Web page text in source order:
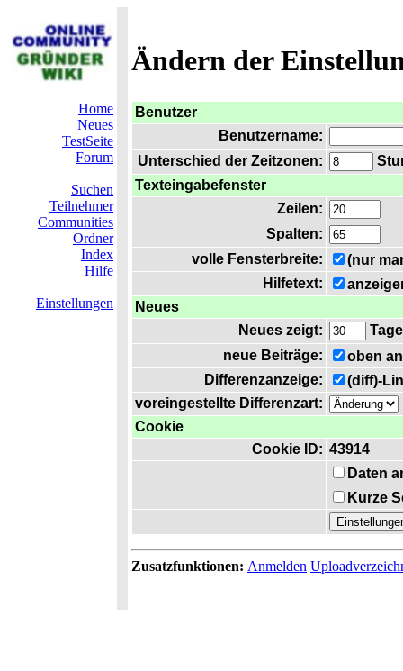
Ändern der
Home
Neues
TestSeite
Forum
Suchen
Teilnehmer
Communities
Ordner
Index
Hilfe
Einstellungen
Benutzer
Benutzername:
Unterschied der Zeitzonen:
Texteingabefenster
Zeilen:
Spalten:
volle Fensterbreite:
(nur
Hilfetext:
Neues
Neues zeigt:
Tage
neue Beiträge:
oben
Differenzanzeige:
(diff)-
voreingestellte Differenzart:
Cookie
Cookie ID: 43914
Daten
Kurze
Zusatzfunktionen: Anmelden